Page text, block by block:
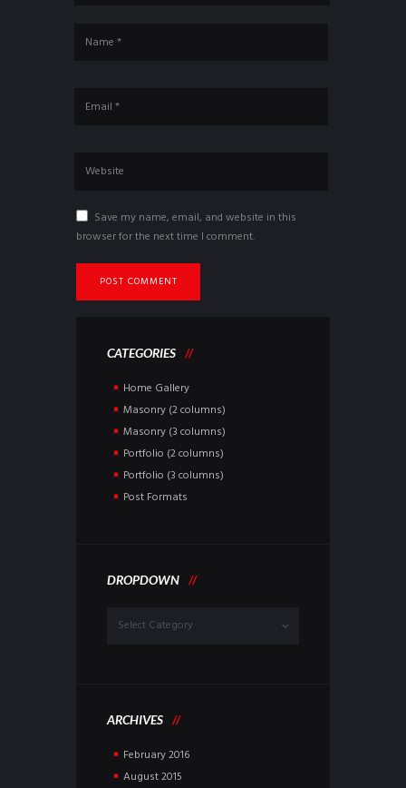
Save my name, email, and website in this
browser for the next time I comment.
CATEGORIES
Home Gallery
Masonry (2 columns)
Masonry (3 columns)
Portfolio (2 columns)
Portfolio (3 columns)
Post Formats
DROPDOWN
ARCHIVES
February2016
August2015